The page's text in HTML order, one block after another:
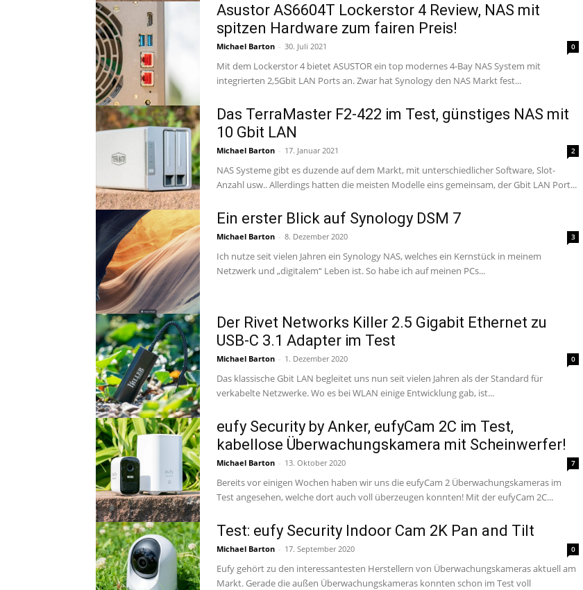
Asustor AS6604T Lockerstor 4 Review, NAS mit
spitzen Hardware zum fairen Preis!
Michael Barton - 30. Juli 2021 0
Mit dem Lockerstor 4 bietet ASUSTOR ein top modernes 4-Bay NAS System mit
integrierten 2,5Gbit LAN Ports an. Zwar hat Synology den NAS Markt fest...
Das TerraMaster F2-422 im Test, günstiges NAS mit
10 Gbit LAN
Michael Barton - 17. Januar 2021 2
NAS Systeme gibt es duzende auf dem Markt, mit unterschiedlicher Software, Slot-
Anzahl usw.. Allerdings hatten die meisten Modelle eins gemeinsam, der Gbit LAN Port...
Ein erster Blick auf Synology DSM 7
Michael Barton - 8. Dezember 2020 3
Ich nutze seit vielen Jahren ein Synology NAS, welches ein Kernstück in meinem
Netzwerk und „digitalem“ Leben ist. So habe ich auf meinen PCs...
Der Rivet Networks Killer 2.5 Gigabit Ethernet zu
USB-C 3.1 Adapter im Test
Michael Barton - 1. Dezember 2020 0
Das klassische Gbit LAN begleitet uns nun seit vielen Jahren als der Standard für
verkabelte Netzwerke. Wo es bei WLAN einige Entwicklung gab, ist...
eufy Security by Anker, eufyCam 2C im Test,
kabellose Überwachungskamera mit Scheinwerfer!
Michael Barton - 13. Oktober 2020 7
Bereits vor einigen Wochen haben wir uns die eufyCam 2 Überwachungskameras im
Test angesehen, welche dort auch voll überzeugen konnten! Mit der eufyCam 2C...
Test: eufy Security Indoor Cam 2K Pan and Tilt
Michael Barton - 17. September 2020 0
Eufy gehört zu den interessantesten Herstellern von Überwachungskameras aktuell am
Markt. Gerade die außen Überwachungskameras konnten schon im Test voll